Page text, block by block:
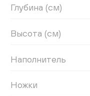
Глубина (см)
Высота (см)
Наполнитель
Ножки